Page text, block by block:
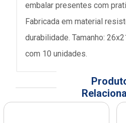
embalar presentes com
Fabricada em material
durabilidade. Tamanho:
com 10 unidades.